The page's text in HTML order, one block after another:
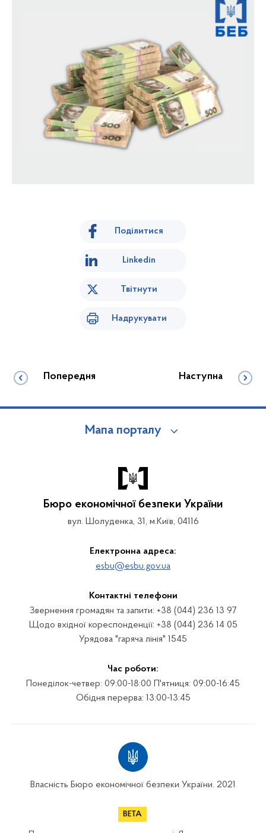
Поділитися
Linkedin
Твітнути
Надрукувати
Попередня Наступна
Мапа порталу
Бюро економічної безпеки України
вул. Шолуденка, 31, м.Київ, 04116
Електронна адреса:
esbu@esbu.gov.ua
Контактні телефони
Звернення громадян та запити: +38 (044) 236 13 97
Щодо вхідної кореспонденції: +38 (044) 236 14 05
Урядова "гаряча лінія" 1545
Час роботи:
Понеділок-четвер: 09:00-18:00 П'ятниця: 09:00-16:45
Обідня перерва: 13:00-13:45
Власність Бюро економічної безпеки України. 2021